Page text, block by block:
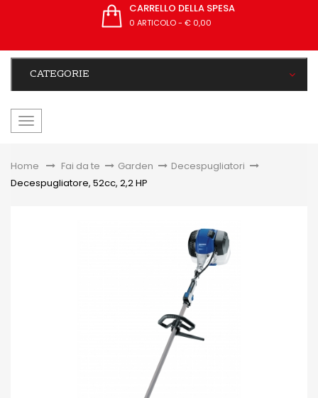
CARRELLO DELLA SPESA
0 ARTICOLO- € 0,00
CATEGORIE
navigazione
Home &gt;Fai da te > Garden > Decespugliatori >
Decespugliatore, 52cc, 2,2 HP